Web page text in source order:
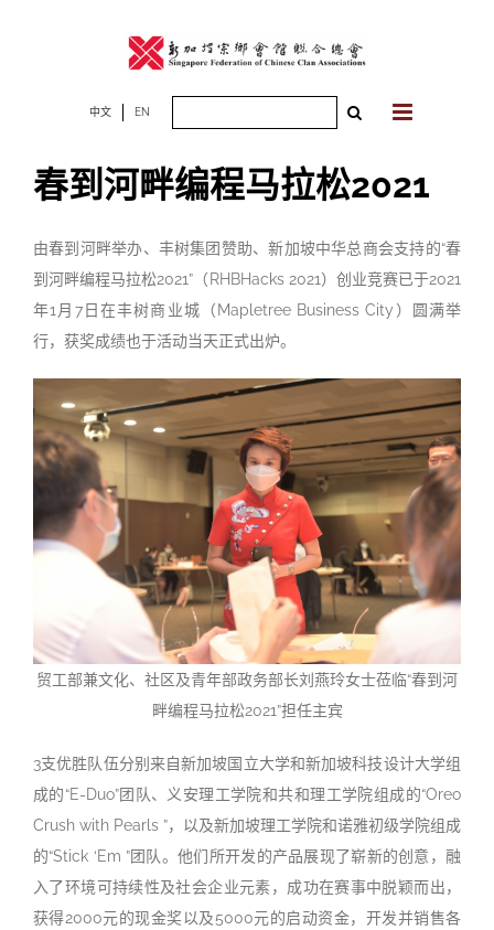
中文 EN
春到河畔编程马拉松2021
由春到河畔举办、丰树集团赞助、新加坡中华总商会支持的“春
到河畔编程马拉松2021”（RHBHacks 2021）创业竞赛已于2021
年1月7日在丰树商业城（Mapletree Business City）圆满举
行，获奖成绩也于活动当天正式出炉。
贸工部兼文化、社区及青年部政务部长刘燕玲女士莅临“春到河
畔编程马拉松2021”担任主宾
3支优胜队伍分别来自新加坡国立大学和新加坡科技设计大学组
成的“E-Duo”团队、义安理工学院和共和理工学院组成的“Oreo
Crush with Pearls ”，以及新加坡理工学院和诺雅初级学院组成
的“Stick ‘Em ”团队。他们所开发的产品展现了崭新的创意，融
入了环境可持续性及社会企业元素，成功在赛事中脱颖而出，
获得2000元的现金奖以及5000元的启动资金，开发并销售各